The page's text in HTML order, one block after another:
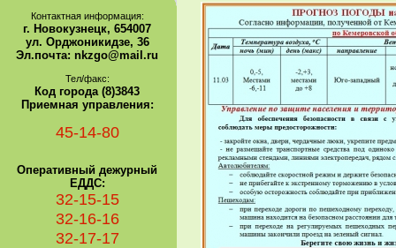
Контактная информация:
г. Новокузнецк, 654007
ул. Орджоникидзе, 36
Эл.почта: nkzgo@mail.ru
Тел/факс:
Код города (8)3843
Приемная управления:
45-14-80
Оперативный дежурный
ЕДДС:
32-15-15
32-16-16
32-17-17